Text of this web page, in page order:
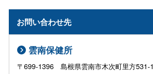
お問い合わせ先
雲南保健所
〒699-1396 島根県雲南市木次町里方531-1